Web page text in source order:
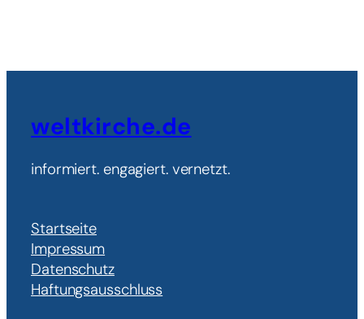
weltkirche.de
informiert. engagiert. vernetzt.
Startseite
Impressum
Datenschutz
Haftungsausschluss